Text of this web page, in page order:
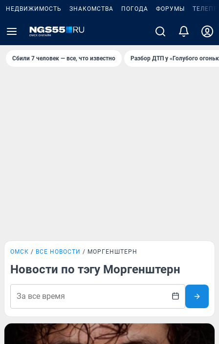
НЕДВИЖИМОСТЬ ЗНАКОМСТВА ПОГОДА ФОРУМЫ
Сбили 7 человек — все, что известно Разбор ДТП у «Голубого
ОМСК ВСЕ НОВОСТИ МОРГЕНШТЕРН
Новости по тэгу Моргенштерн